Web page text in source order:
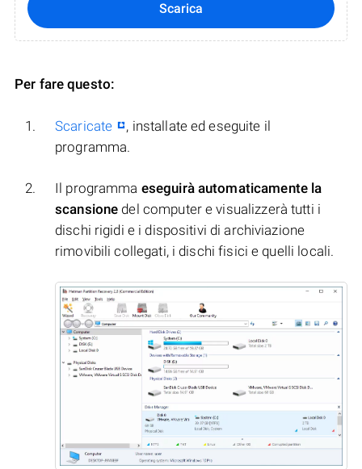
Scarica
Per fare questo:
Scaricate
, installate ed eseguite il
programma.
Il programma eseguirà automaticamente la
scansione del computer e visualizzerà tutti i
dischi rigidi e i dispositivi di archiviazione
rimovibili collegati, i dischi fisici e quelli locali.